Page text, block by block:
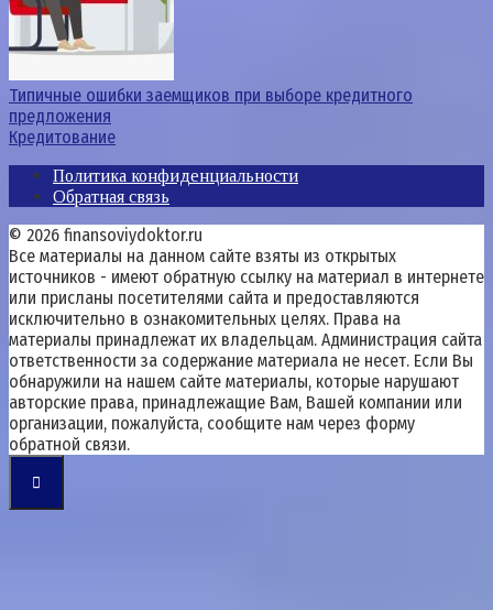
Типичные ошибки заемщиков при выборе кредитного
предложения
Кредитование
Политика конфиденциальности
Обратная связь
© 2026 finansoviydoktor.ru
Все материалы на данном сайте взяты из открытых
источников - имеют обратную ссылку на материал в интернете
или присланы посетителями сайта и предоставляются
исключительно в ознакомительных целях. Права на
материалы принадлежат их владельцам. Администрация сайта
ответственности за содержание материала не несет. Если Вы
обнаружили на нашем сайте материалы, которые нарушают
авторские права, принадлежащие Вам, Вашей компании или
организации, пожалуйста, сообщите нам через форму
обратной связи.